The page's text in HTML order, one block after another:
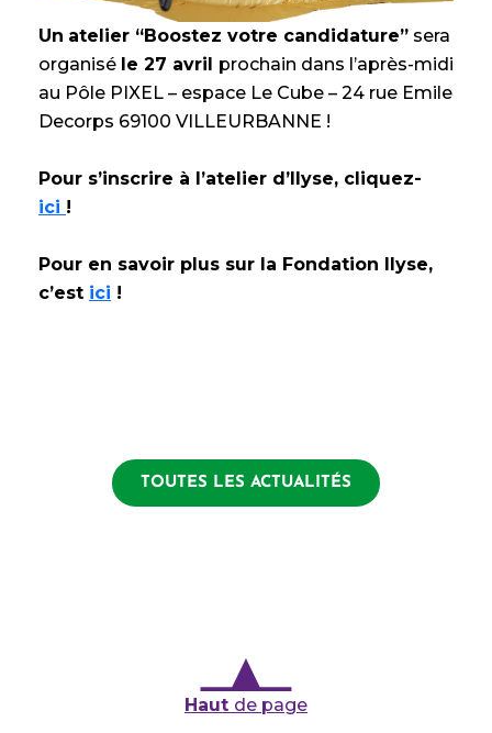
Un atelier “Boostez votre candidature” sera
organisé le 27 avril prochain dans l’après-midi
au Pôle PIXEL – espace Le Cube – 24 rue Emile
Decorps 69100 VILLEURBANNE !
Pour s’inscrire à l’atelier d’Ilyse, cliquez-
ici !
Pour en savoir plus sur la Fondation Ilyse,
c’est ici !
TOUTES LES ACTUALITÉS
Haut de page